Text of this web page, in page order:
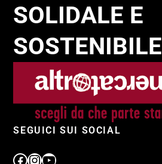
SOLIDALE E
SOSTENIBILE
SEGUICI SUI SOCIAL